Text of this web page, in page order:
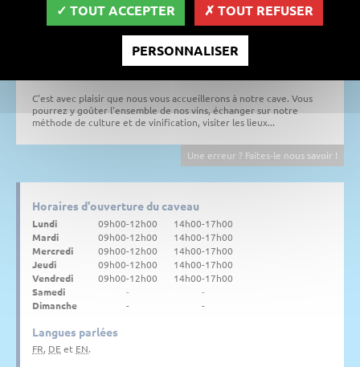
Abrité des influences océaniques par le massif vosgien, le village
bénéficie d'un climat semi-continental ensoleillé, chaud et sec.
Situé au pied ou sur les collines entre 200 et 400 mètres d'altitude,
C'est avec plaisir que nous vous accueillerons à notre cave. Vous
pourrez y goûter l'ensemble de nos vins, échanger sur notre
méthode de culture et de vinification, visiter les lieux...
Une erreur ? Faites-le nous savoir !
Horaires d'ouverture du caveau
Lundi 09h00-12h00
14h00-17h00
Mardi
09h00-12h00
14h00-17h00
Mercredi
09h00-12h00
14h00-17h00
Jeudi
09h00-12h00
14h00-17h00
Vendredi
09h00-12h00
14h00-17h00
Samedi
-
-
Dimanche
- -
Langues parlées
FR, DE et EN.
TOUT ACCEPTER TOUT REFUSER
PERSONNALISER